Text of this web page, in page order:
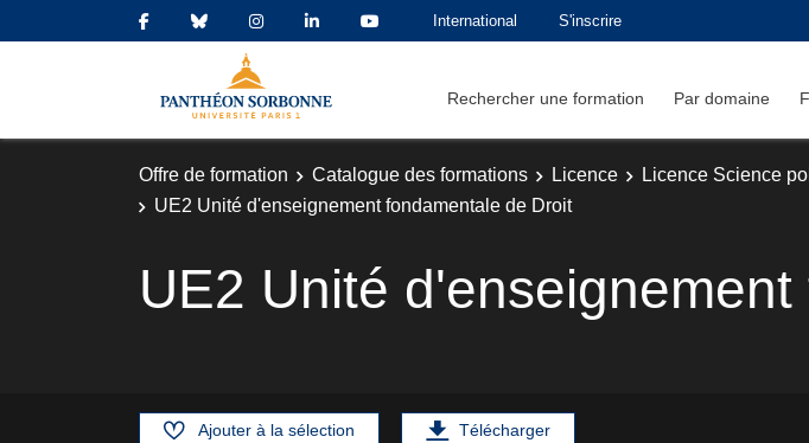
International S'inscrire
Rechercher une formation Par domaine
Offre de formation Catalogue des formations Licence Licence Science
UE2 Unité d'enseignement fondamentale de Droit
UE2 Unité
Ajouter à la sélection Télécharger